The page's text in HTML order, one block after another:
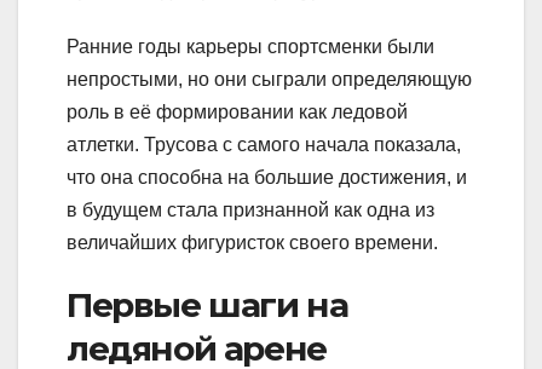
Ранние годы карьеры спортсменки были
непростыми, но они сыграли определяющую
роль в её формировании как ледовой
атлетки. Трусова с самого начала показала,
что она способна на большие достижения, и
в будущем стала признанной как одна из
величайших фигуристок своего времени.
Первые шаги на
ледяной арене